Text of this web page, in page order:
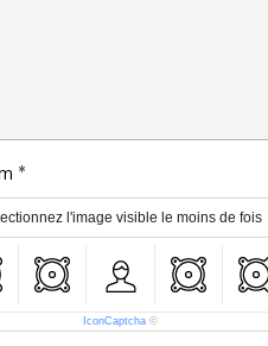
l'image visible le moins de fois
IconCaptcha ©